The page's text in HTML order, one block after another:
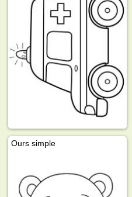
Ours simple